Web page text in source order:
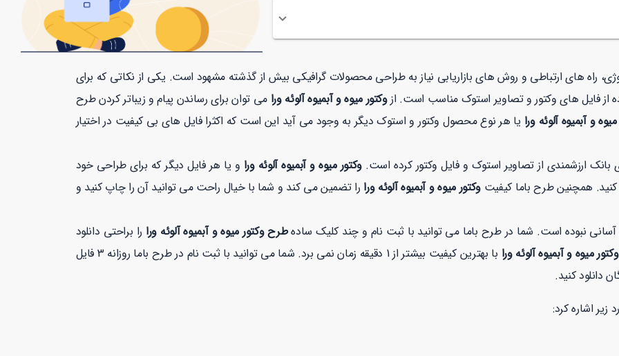
راه های ارتباطی و روش های بازاریابی نیاز به طراحی محصولات گرافیکی بیش از گذشته مشهود است. یکی از نکاتی که برای
از فایل های وکتور و تصاویر استوک مناسب است. ازوکتور میوه و آبمیوه آلوئه ورا می توان برای رساندن پیام و زیباتر کردن طرح
و آبمیوه آلوئه ورا یا هر نوع محصول وکتور و استوک دیگر به وجود می آید این است که اکثرا فایل های بی کیفیت در اختیار
بانک ارزشمندی از تصاویر استوک و فایل وکتور کرده است.وکتور میوه و آبمیوه آلوئه ورا و یا هر فایل دیگر که برای طراحی خود
کنید. همچنین طرح باما کیفیت وکتور میوه و آبمیوه آلوئه ورا را تضمین می کند و شما با خیال راحت می توانید آن را چاپ کنید و
نبوده است. شما در طرح باما می توانید با ثبت نام و چند کلیک سادهطرح وکتور میوه و آبمیوه آلوئه ورا را براحتی دانلود
میوه و آبمیوه آلوئه ورا
با بهترین کیفیت بیشتر از 1 دقیقه زمان نمی برد. شما می توانید با ثبت نام در طرح باما روزانه 3 فایل
زیر اشاره کرد: